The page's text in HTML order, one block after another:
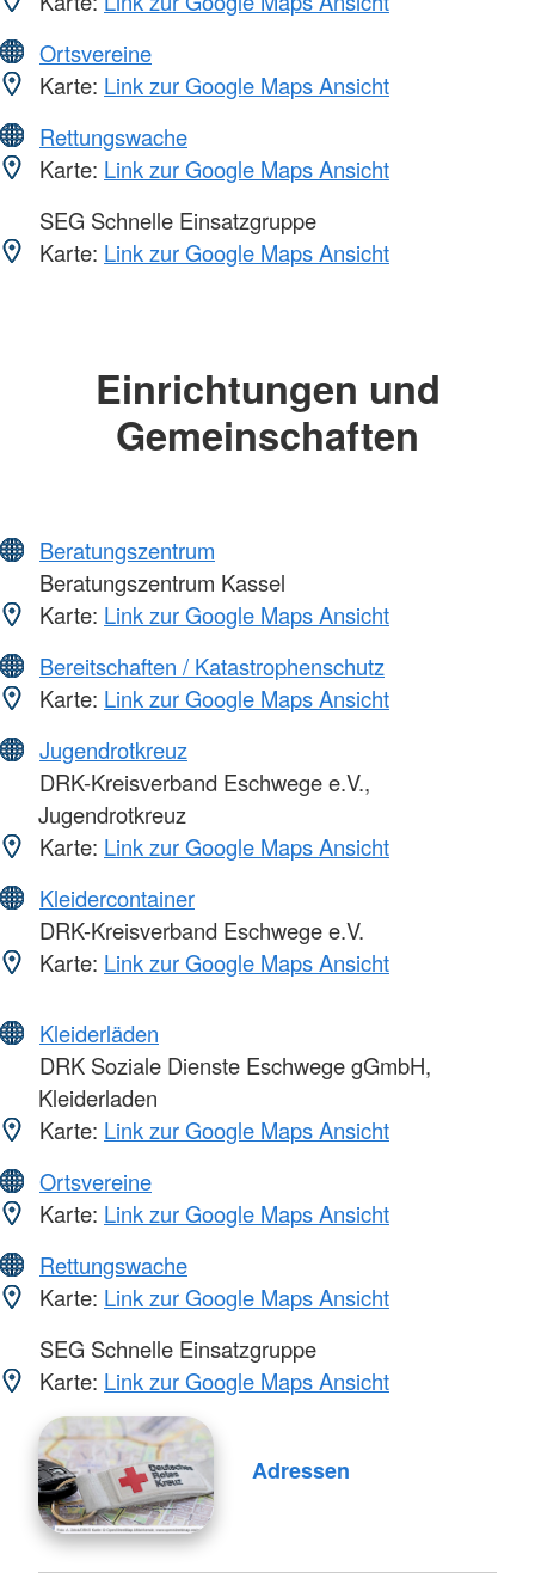
Ortsvereine
Karte: Link zur Google Maps Ansicht
Rettungswache
Karte: Link zur Google Maps Ansicht
SEG Schnelle Einsatzgruppe
Karte: Link zur Google Maps Ansicht
Einrichtungen und
Gemeinschaften
Beratungszentrum
Beratungszentrum Kassel
Karte: Link zur Google Maps Ansicht
Bereitschaften / Katastrophenschutz
Karte: Link zur Google Maps Ansicht
Jugendrotkreuz
DRK-Kreisverband Eschwege e.V.,
Jugendrotkreuz
Karte: Link zur Google Maps Ansicht
Kleidercontainer
DRK-Kreisverband Eschwege e.V.
Karte: Link zur Google Maps Ansicht
Kleiderläden
DRK Soziale Dienste Eschwege gGmbH,
Kleiderladen
Karte: Link zur Google Maps Ansicht
Ortsvereine
Karte: Link zur Google Maps Ansicht
Rettungswache
Karte: Link zur Google Maps Ansicht
SEG Schnelle Einsatzgruppe
Karte: Link zur Google Maps Ansicht
Adressen